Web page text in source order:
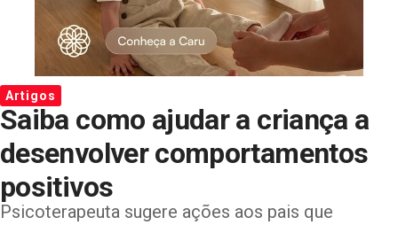
Artigos
Saiba como ajudar a criança a
desenvolver comportamentos
positivos
Psicoterapeuta sugere ações aos pais que